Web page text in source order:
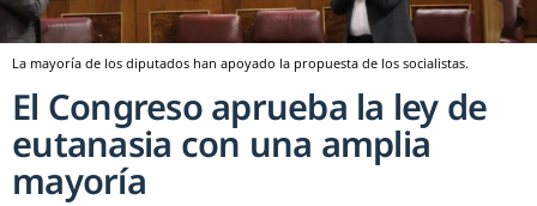
La mayoría de los diputados han apoyado la propuesta de los socialistas.
El Congreso aprueba la ley de
eutanasia con una amplia
mayoría